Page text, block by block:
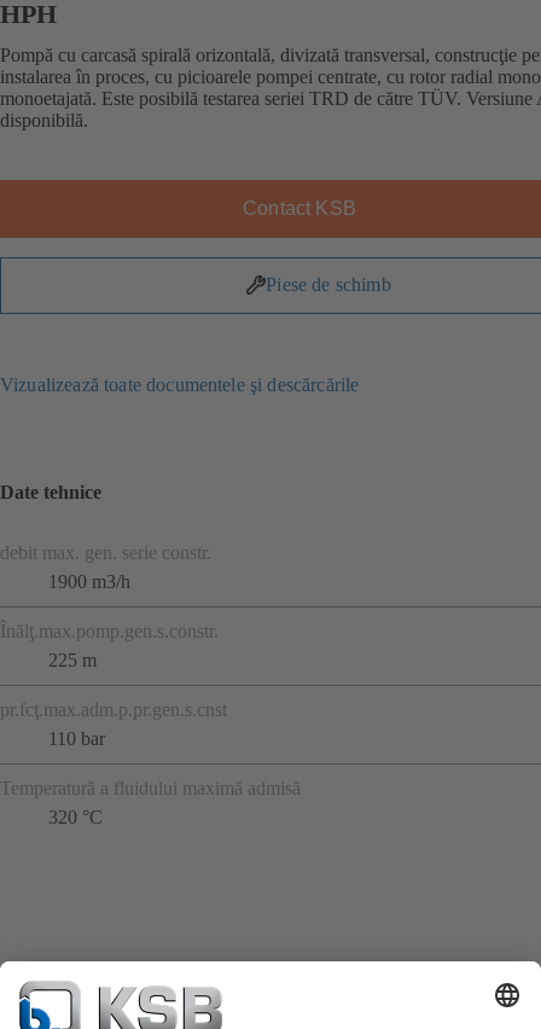
HPH
Pompă cu carcasă spirală orizontală, divizată transversal, construcţie
instalarea în proces, cu picioarele pompei centrate, cu rotor radial
monoetajată. Este posibilă testarea seriei TRD de către TÜV.
disponibilă.
Contact KSB
Piese de schimb
Vizualizează toate documentele şi descărcările
Date tehnice
debit max. gen. serie constr.
1900 m3/h
Înălţ.max.pomp.gen.s.constr.
225 m
pr.fcţ.max.adm.p.pr.gen.s.cnst
110 bar
Temperatură a fluidului maximă admisă
320 °C